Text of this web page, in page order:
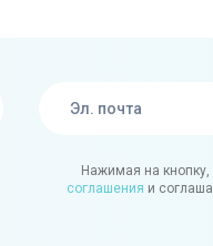
Нажимая на
соглашения и